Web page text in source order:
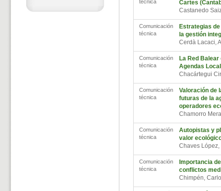
técnica
Cartes
Castanedo
Comunicación
técnica
Estrategias
la gestión
Cerdà Lacaci,
Comunicación
técnica
La Red
Agendas
Chacártegui
Comunicación
técnica
Valoración de
futuras de la
operadores
Chamorro
Comunicación
técnica
Autopistas y
valor
Chaves
Comunicación
técnica
Importancia
conflictos
Chimpén,